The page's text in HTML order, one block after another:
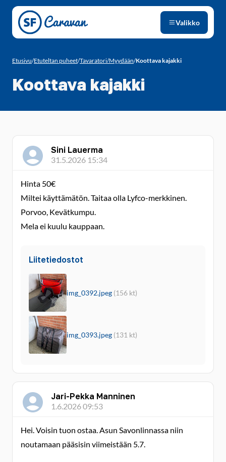
Siirry sivun sisältöön
Valikko
Etusivu/Etuteltan puheet/Tavaratori/Myydään/Koottava kajakki
Koottava kajakki
Sini Lauerma
31.5.2026 15:34
Hinta 50€
Miltei käyttämätön. Taitaa olla Lyfco-merkkinen.
Porvoo, Kevätkumpu.
Mela ei kuulu kauppaan.
Liitetiedostot
img_0392.jpeg (156 kt)
img_0393.jpeg (131 kt)
Jari-Pekka Manninen
1.6.2026 09:53
Hei. Voisin tuon ostaa. Asun Savonlinnassa niin
noutamaan pääsisin viimeistään 5.7.